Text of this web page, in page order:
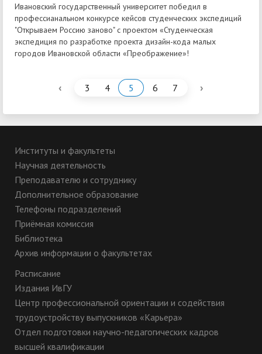
Ивановский государственный университет победил в
профессианальном конкурсе кейсов студенческих экспедиций
"Открываем Россию заново" с проектом «Студенческая
экспедиция по разработке проекта дизайн-кода малых
городов Ивановской области «Преображение»!
‹ 3 4 5 6 7 ›
Институты и факультеты
Научная деятельность
Преподавателю и сотруднику
Дополнительное образование
Телефоны подразделений
Приёмная комиссия
Библиотека
Архив информации о факультетах
Расписание
Издания ИвГУ
Центр профессиональной ориентации и содействия
трудоустройству выпускников «Карьера»
Отдел подготовки научно-педагогических кадров
высшей квалификации